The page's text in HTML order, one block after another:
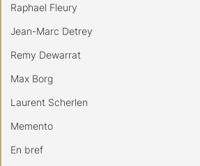
Raphael Fleury
Jean-Marc Detrey
Remy Dewarrat
Max Borg
Laurent Scherlen
Memento
En bref